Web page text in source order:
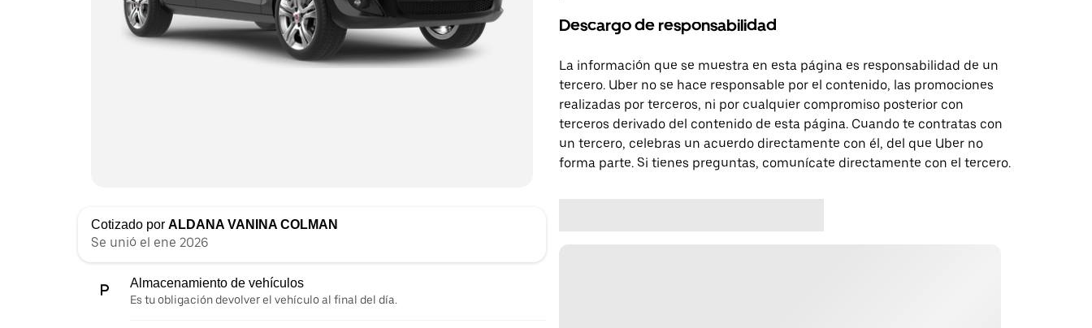
Cotizado por ALDANA VANINA COLMAN
Se unió el ene 2026
Almacenamiento de vehículos
Es tu obligación devolver el vehículo al final del día.
Descargo de responsabilidad
La información que se muestra en esta página es responsabilidad de un
tercero. Uber no se hace responsable por el contenido, las promociones
realizadas por terceros, ni por cualquier compromiso posterior con
terceros derivado del contenido de esta página. Cuando te contratas con
un tercero, celebras un acuerdo directamente con él, del que Uber no
forma parte. Si tienes preguntas, comunícate directamente con el tercero.